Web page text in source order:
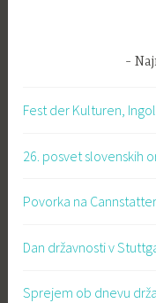
Fest der Kulturen,
26. posvet slovenskih
Povorka na
Dan državnosti v
Sprejem ob dnevu